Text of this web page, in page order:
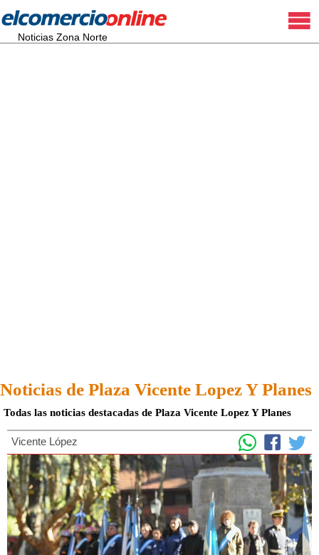
Noticias Zona Norte
Noticias de Plaza Vicente Lopez Y Planes
Todas las noticias destacadas de Plaza Vicente Lopez Y Planes
Vicente López